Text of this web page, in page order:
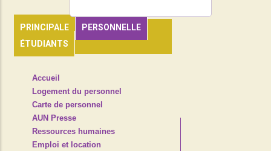
PRINCIPALE
PERSONNELLE
ÉTUDIANTS
HEADER
NAVIGATION
Accueil
Logement du personnel
Carte de personnel
AUN Presse
Ressources humaines
Emploi et location